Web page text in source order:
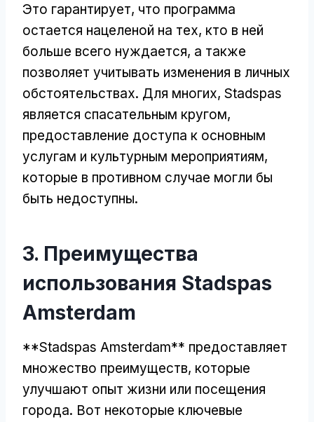
Это гарантирует, что программа
остается нацеленой на тех, кто в ней
больше всего нуждается, а также
позволяет учитывать изменения в личных
обстоятельствах. Для многих, Stadspas
является спасательным кругом,
предоставление доступа к основным
услугам и культурным мероприятиям,
которые в противном случае могли бы
быть недоступны.
3. Преимущества
использования Stadspas
Amsterdam
**Stadspas Amsterdam** предоставляет
множество преимуществ, которые
улучшают опыт жизни или посещения
города. Вот некоторые ключевые